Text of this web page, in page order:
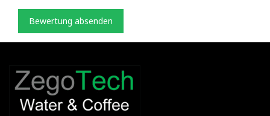
Bewertung absenden